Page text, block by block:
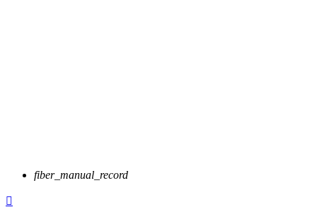
fiber_manual_record
